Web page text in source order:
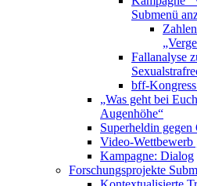
Submenü
Fallanalyse
bff-
„Was geht bei
Augenhöhe“
Superheldin gegen
Video-Wettbewerb
Kampagne: Dialog
Forschungsprojekte